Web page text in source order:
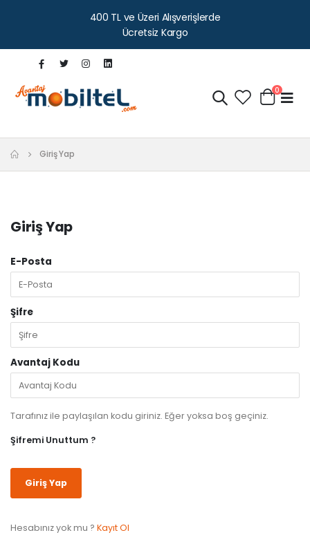
400 TL ve Üzeri Alışverişlerde
Ücretsiz Kargo
0
Giriş Yap
Giriş Yap
E-Posta
Şifre
Avantaj Kodu
Tarafınız ile paylaşılan kodu giriniz. Eğer yoksa boş geçiniz.
Şifremi Unuttum ?
Hesabınız yok mu ? Kayıt Ol